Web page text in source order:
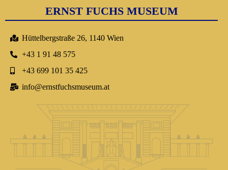
ERNST FUCHS MUSEUM
Hüttelbergstraße 26, 1140 Wien
+43 1 91 48 575
+43 699 101 35 425
info@ernstfuchsmuseum.at